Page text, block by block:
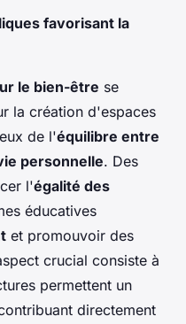
favorisant la
le bien-être se
la création d'espaces
de l'équilibre entre
personnelle. Des
l'égalité des
éducatives
et promouvoir des
crucial consiste à
permettent un
directement